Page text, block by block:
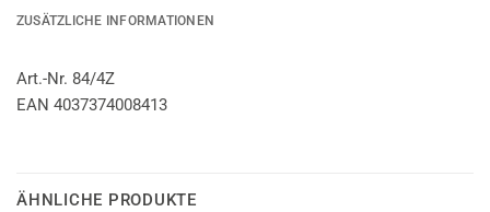
ZUSÄTZLICHE INFORMATIONEN
Art.-Nr. 84/4Z
EAN 4037374008413
ÄHNLICHE PRODUKTE